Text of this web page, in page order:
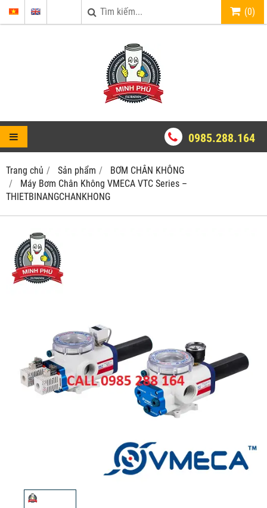
(0)
0985.288.164
Trang chủ Sản phẩm
BƠM CHÂN KHÔNG
Máy Bơm Chân Không VMECA VTC Series –
THIETBINANGCHANKHONG